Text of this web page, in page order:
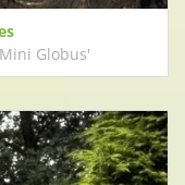
Globus'